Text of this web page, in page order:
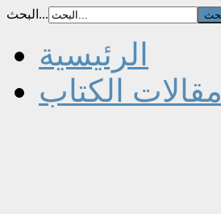
البحث...
الرئيسية
مقالات الكتاب